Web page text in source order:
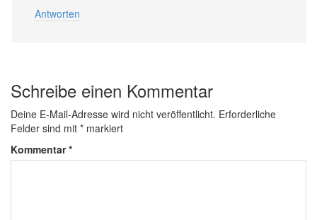
Antworten
Schreibe einen Kommentar
Deine E-Mail-Adresse wird nicht veröffentlicht. Erforderliche
Felder sind mit * markiert
Kommentar*